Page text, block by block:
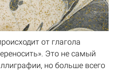
от глагола
Это не самый
но больше всего